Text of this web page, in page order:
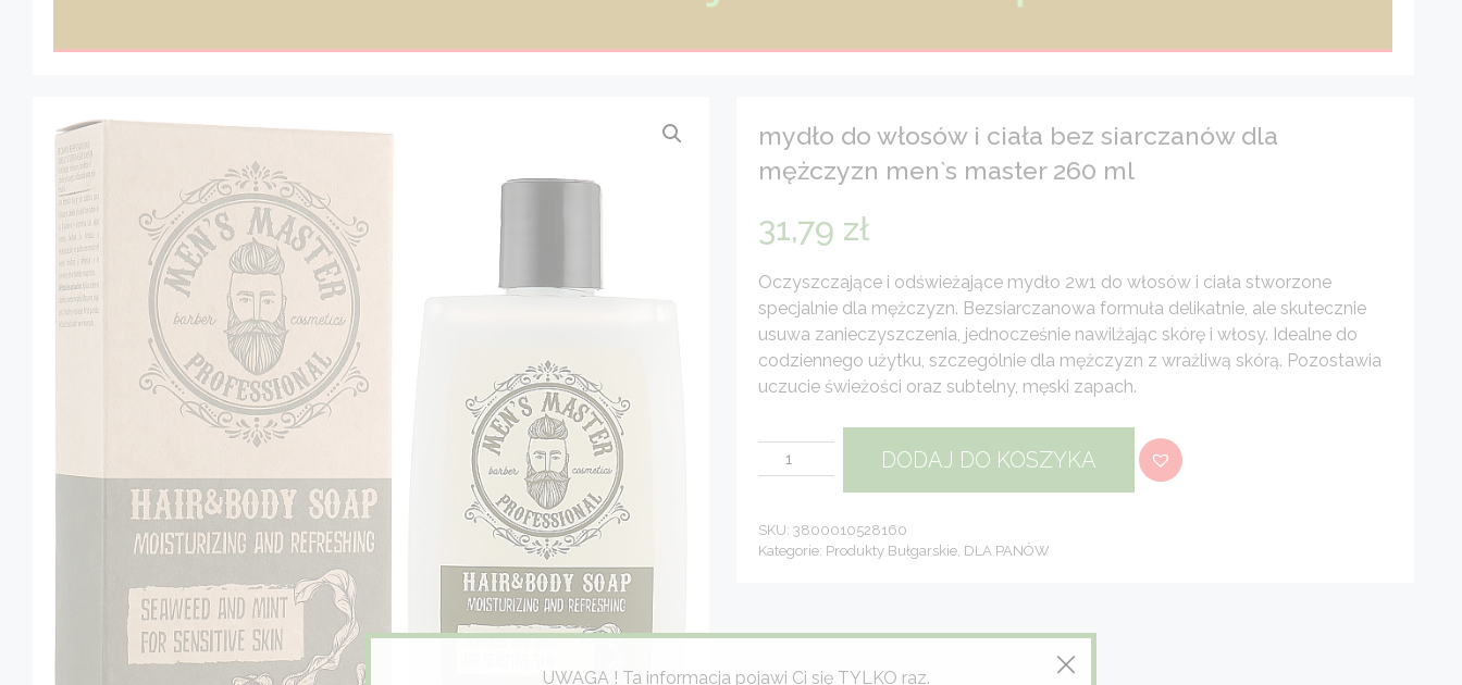
mydło do włosów i ciała bez siarczanów dla
mężczyzn men`s master 260 ml
31,79 zł
Oczyszczające i odświeżające mydło 2w1 do włosów i ciała stworzone
specjalnie dla mężczyzn. Bezsiarczanowa formuła delikatnie, ale skutecznie
usuwa zanieczyszczenia, jednocześnie nawilżając skórę i włosy. Idealne do
codziennego użytku, szczególnie dla mężczyzn z wrażliwą skórą. Pozostawia
uczucie świeżości oraz subtelny, męski zapach.
ilość
Mydło
ciała
bez
Master
ml
DODAJ DO KOSZYKA
SKU:3800010528160
Kategorie: Produkty Bułgarskie DLA PANÓW
UWAGA ! Ta informacja pojawi Ci się TYLKO raz.
Eco fashion
Zestawy prezentowe